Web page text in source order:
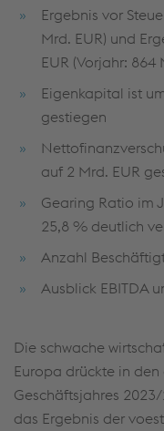
Ergebnis vor
Mrd. EUR) und
EUR (Vorjahr: 864
Eigenkapital ist
gestiegen
auf 2 Mrd. EUR
Gearing Ratio im
25,8 % deutlich
Anzahl
Ausblick EBITDA
Die schwache
Europa drückte in
Geschäftsjahres
das Ergebnis der